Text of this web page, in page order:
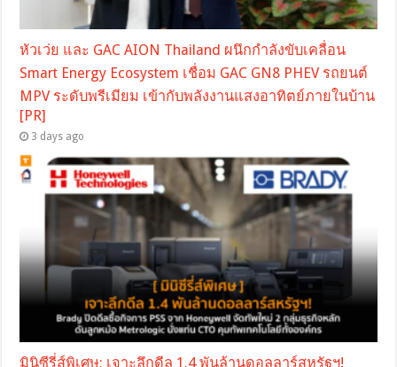
หัวเว่ย และ GAC AION Thailand ผนึกกำลังขับเคลื่อน
Smart Energy Ecosystem เชื่อม GAC GN8 PHEV รถยนต์
MPV ระดับพรีเมียม เข้ากับพลังงานแสงอาทิตย์ภายในบ้าน
[PR]
3 days ago
มินิซีรี่ส์พิเศษ: เจาะลึกดีล 1.4 พันล้านดอลลาร์สหรัฐฯ!